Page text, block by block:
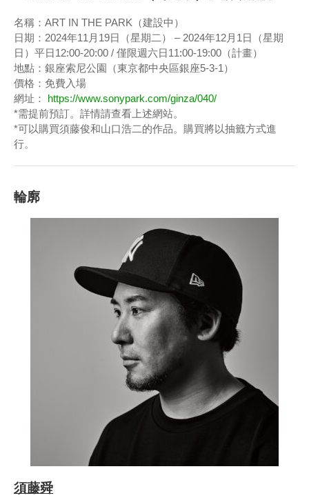
名稱：ART IN THE PARK（建設中）
日期：2024年11月19日（星期二） – 2024年12月1日（星期
日）平日12:00-20:00 / 僅限週六日11:00-19:00（計畫）
地點：銀座索尼公園（東京都中央區銀座5-3-1）
價格：免費入場
網址： https://www.sonypark.com/ginza/040/
*需提前預訂。詳情請查看上述網站。
*可以購買須藤俊和山口浩二的作品。購買將以抽籤方式進
行。
輪廓
須藤舜